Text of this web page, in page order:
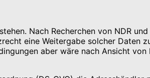
Nach Recherchen von NDR
eine Weitergabe solcher Daten
aber wäre nach Ansicht von